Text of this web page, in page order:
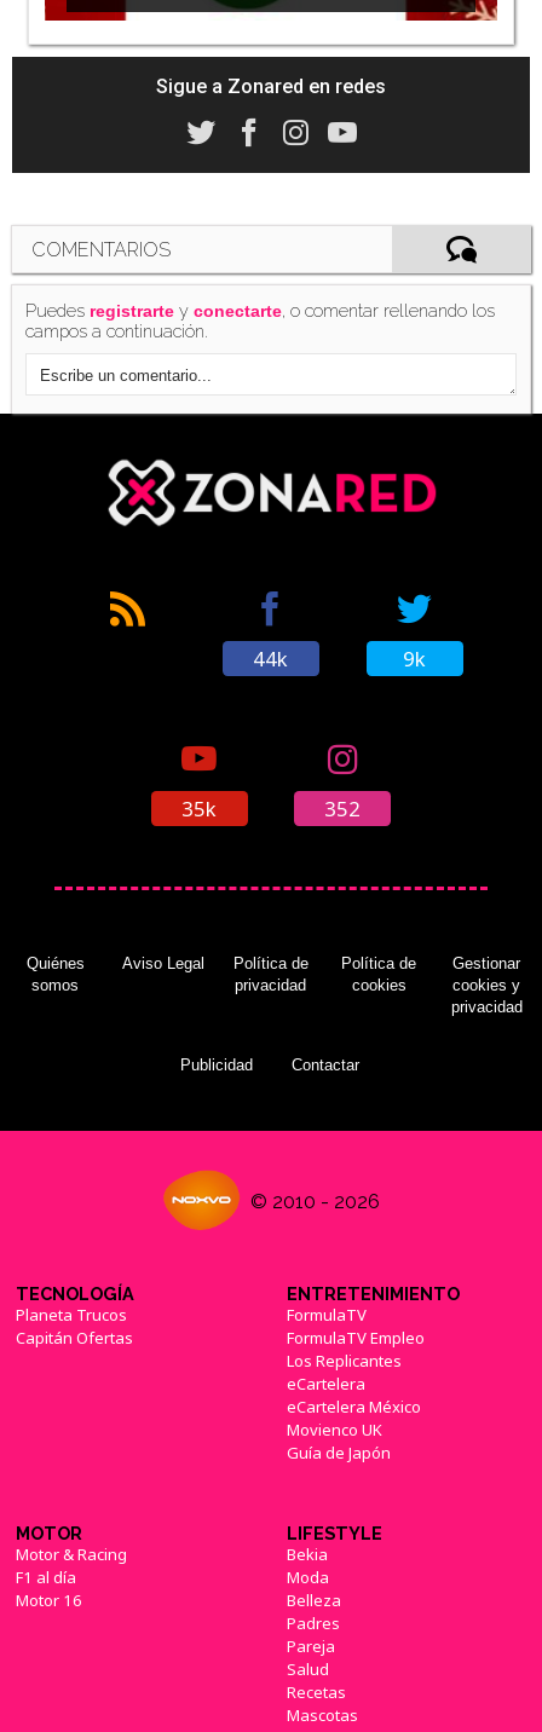
Stephen Curry nos muestra su Xbox One X
exclusiva y sus zapatillas inspiradas en la
consola (10/11/2017)
Desvelada la fecha de las ofertas de Black
Friday en Xbox
Sigue a Zonared en redes
COMENTARIOS
Puedes registrarte yconectarte, o comentar rellenando los
campos a continuación.
44k 9k
35k 352
Quiénes
somos
Aviso Legal
Política de
privacidad
Política de
cookies
Gestionar
cookies y
privacidad
Publicidad Contactar
© 2010 - 2026
TECNOLOGÍA
Planeta Trucos
Capitán Ofertas
ENTRETENIMIENTO
FormulaTV
FormulaTV Empleo
Los Replicantes
eCartelera
eCartelera México
Movienco UK
Guía de Japón
MOTOR
Motor & Racing
F1 al día
Motor 16
LIFESTYLE
Bekia
Moda
Belleza
Padres
Pareja
Salud
Recetas
Mascotas